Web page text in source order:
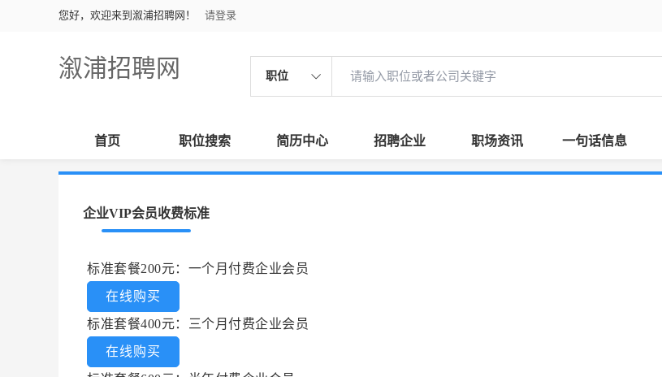
您好，欢迎来到溆浦招聘网！ 请登录
溆浦招聘网 职位
首页 职位搜索 简历中心 招聘企业 职场资讯 一句话信息
企业VIP会员收费标准
标准套餐200元：一个月付费企业会员
在线购买
标准套餐400元：三个月付费企业会员
在线购买